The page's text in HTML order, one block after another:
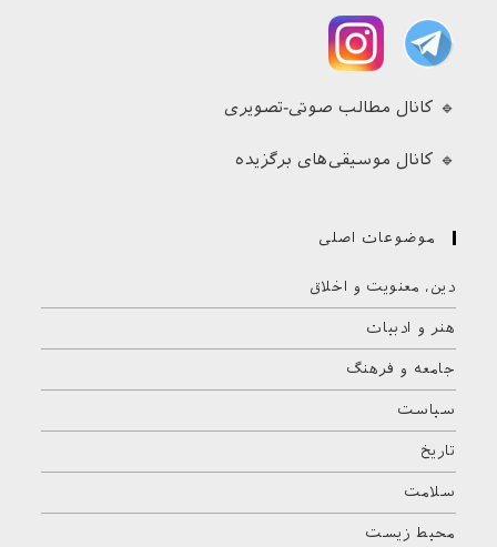
🔹 کانال مطالب صوتی-تصویری
🔹 کانال موسیقی‌های برگزیده
موضوعات اصلی
دین، معنویت و اخلاق
هنر و ادبیات
جامعه و فرهنگ
سیاست
تاریخ
سلامت
محیط زیست